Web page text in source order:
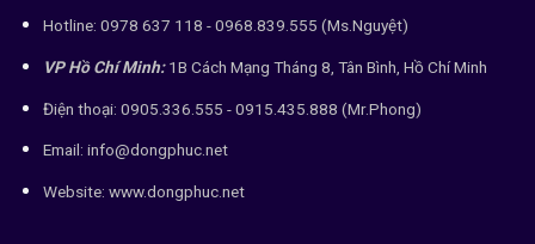
Hotline: 0978 637 118 - 0968.839.555 (Ms.Nguyệt)
VP Hồ Chí Minh:1B Cách Mạng Tháng 8, Tân Bình, Hồ Chí Minh
Điện thoại: 0905.336.555 - 0915.435.888 (Mr.Phong)
Email: info@dongphuc.net
Website: www.dongphuc.net